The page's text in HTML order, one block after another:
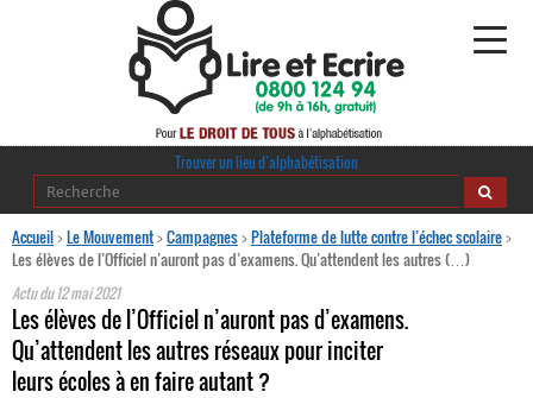
Alphabétisation
journaldelalpha.be
Trouver un lieu d’alphabétisation
Accueil>Le Mouvement>Campagnes>Plateforme de lutte contre l’échec scolaire>
Les élèves de l’Officiel n’auront pas d’examens. Qu’attendent les autres (…)
Actu du12 mai 2021
Les élèves de l’Officiel n’auront pas d’examens.
Qu’attendent les autres réseaux pour inciter
leurs écoles à en faire autant ?